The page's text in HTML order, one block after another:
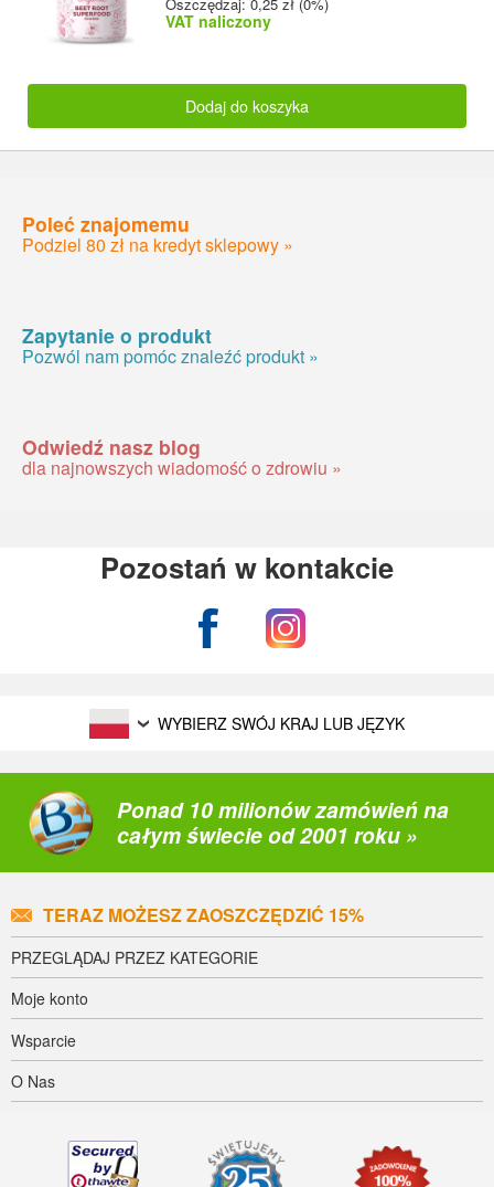
VAT naliczony
Dodaj do koszyka
Poleć znajomemu
Podziel 80 zł na kredyt sklepowy »
Zapytanie o produkt
Pozwól nam pomóc znaleźć produkt »
Odwiedź nasz blog
dla najnowszych wiadomość o zdrowiu »
Pozostań w kontakcie
WYBIERZ SWÓJ KRAJ LUB JĘZYK
Ponad 10 milionów zamówień na
całym świecie od 2001 roku »
TERAZ MOŻESZ ZAOSZCZĘDZIĆ 15%
PRZEGLĄDAJ PRZEZ KATEGORIE
Moje konto
Wsparcie
O Nas